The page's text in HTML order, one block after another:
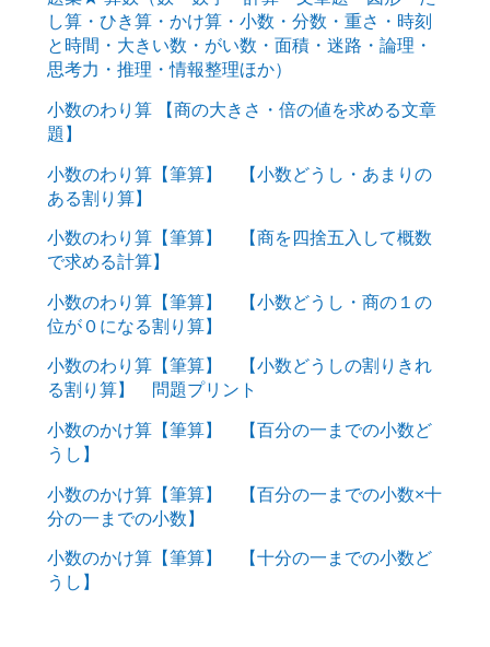
し算・ひき算・かけ算・小数・分数・重さ・時刻
と時間・大きい数・がい数・面積・迷路・論理・
思考力・推理・情報整理ほか）
小数のわり算 【商の大きさ・倍の値を求める文章
題】
小数のわり算【筆算】 【小数どうし・あまりの
ある割り算】
小数のわり算【筆算】 【商を四捨五入して概数
で求める計算】
小数のわり算【筆算】 【小数どうし・商の１の
位が０になる割り算】
小数のわり算【筆算】 【小数どうしの割りきれ
る割り算】 問題プリント
小数のかけ算【筆算】 【百分の一までの小数ど
うし】
小数のかけ算【筆算】 【百分の一までの小数×十
分の一までの小数】
小数のかけ算【筆算】 【十分の一までの小数ど
うし】